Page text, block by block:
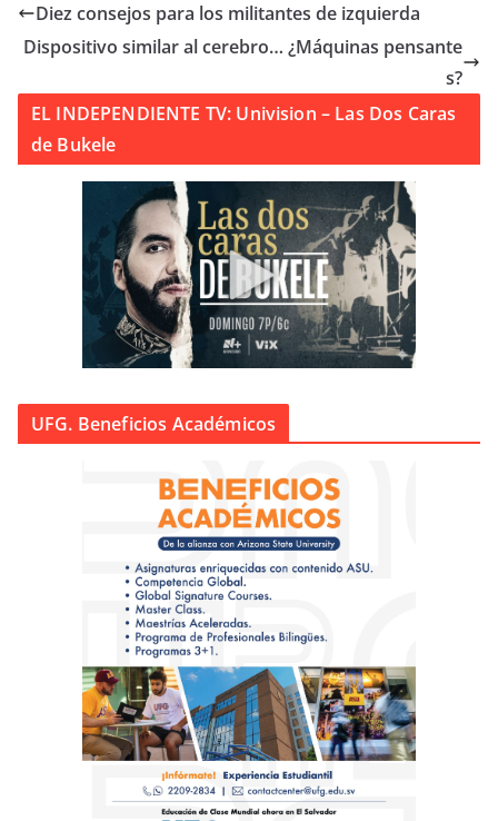
Diez consejos para los militantes de izquierda
Dispositivo similar al cerebro… ¿Máquinas pensante
s?
EL INDEPENDIENTE TV: Univision – Las Dos Caras
de Bukele
UFG. Beneficios Académicos